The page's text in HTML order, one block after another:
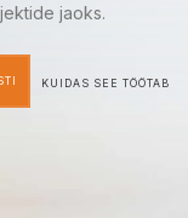
jaoks.
KUIDAS SEE TÖÖTAB